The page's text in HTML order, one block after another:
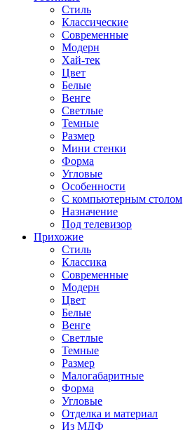
Стиль
Классические
Современные
Модерн
Хай-тек
Цвет
Белые
Венге
Светлые
Темные
Размер
Мини стенки
Форма
Угловые
Особенности
С компьютерным столом
Назначение
Под телевизор
Прихожие
Стиль
Классика
Современные
Модерн
Цвет
Белые
Венге
Светлые
Темные
Размер
Малогабаритные
Форма
Угловые
Отделка и материал
Из МДФ